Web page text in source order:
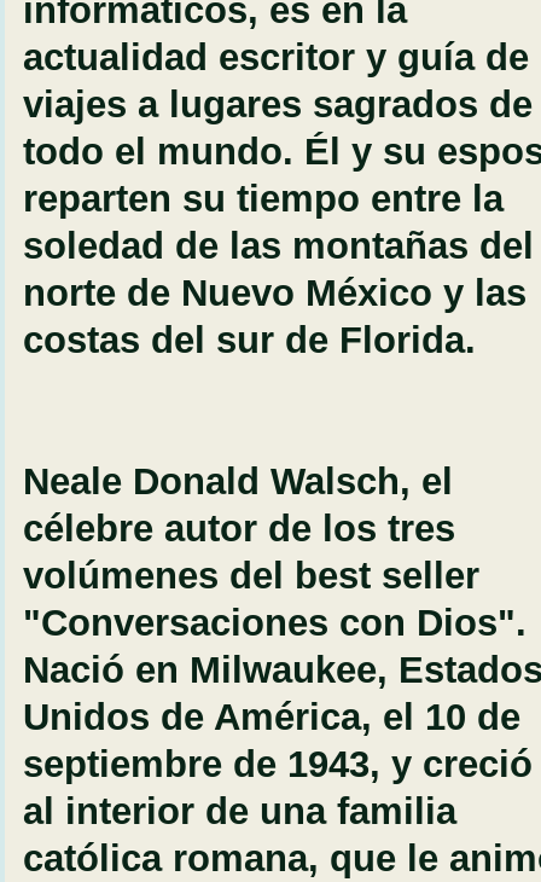
informáticos, es en la
actualidad escritor y guía de
viajes a lugares sagrados de
todo el mundo. Él y su
reparten su tiempo entre la
soledad de las montañas del
norte de Nuevo México y las
costas del sur de Florida.
Neale Donald Walsch, el
célebre autor de los tres
volúmenes del best seller
"Conversaciones con Dios".
Nació en Milwaukee,
Unidos de América, el 10 de
septiembre de 1943, y creció
al interior de una familia
católica romana, que le